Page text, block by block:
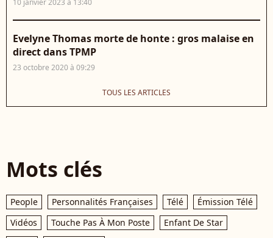
10 janvier 2023 à 13:40
Evelyne Thomas morte de honte : gros malaise en
direct dans TPMP
23 octobre 2020 à 09:29
TOUS LES ARTICLES
Mots clés
People Personnalités Françaises Télé
Émission Télé
Vidéos
Touche Pas À Mon Poste
Enfant De Star